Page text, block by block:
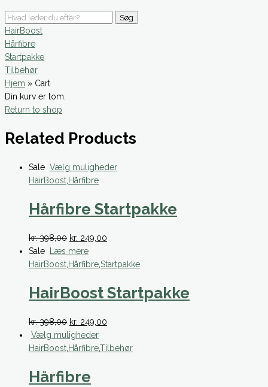
Søg
HairBoost
Hårfibre
Startpakke
Tilbehør
Hjem » Cart
Din kurv er tom.
Return to shop
Related Products
Sale Vælg mulighederDette
flere
varianter.
vælges
på
varesiden
HairBoost Hårfibre
Hårfibre Startpakke
kr.398,00 Original
price
was:
kr. 249,00
is:
Sale
Læs mere
HairBoost,Hårfibre,Startpakke
HairBoost Startpakke
kr.398,00 Original
price
was:
kr. 249,00
is:
Vælg mulighederDette
vare
HairBoost,Hårfibre,Tilbehør
Hårfibre